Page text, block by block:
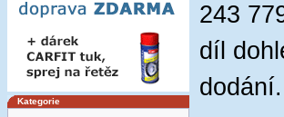
Kategorie
243
díl
dodání.